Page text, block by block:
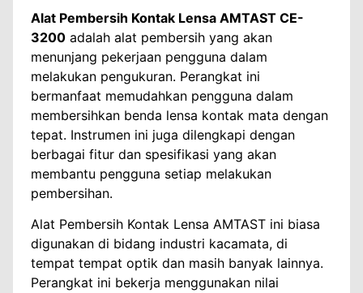
Alat Pembersih Kontak Lensa AMTAST CE-
3200 adalah alat pembersih yang akan
menunjang pekerjaan pengguna dalam
melakukan pengukuran. Perangkat ini
bermanfaat memudahkan pengguna dalam
membersihkan benda lensa kontak mata dengan
tepat. Instrumen ini juga dilengkapi dengan
berbagai fitur dan spesifikasi yang akan
membantu pengguna setiap melakukan
pembersihan.
Alat Pembersih Kontak Lensa AMTAST ini biasa
digunakan di bidang industri kacamata, di
tempat tempat optik dan masih banyak lainnya.
Perangkat ini bekerja menggunakan nilai